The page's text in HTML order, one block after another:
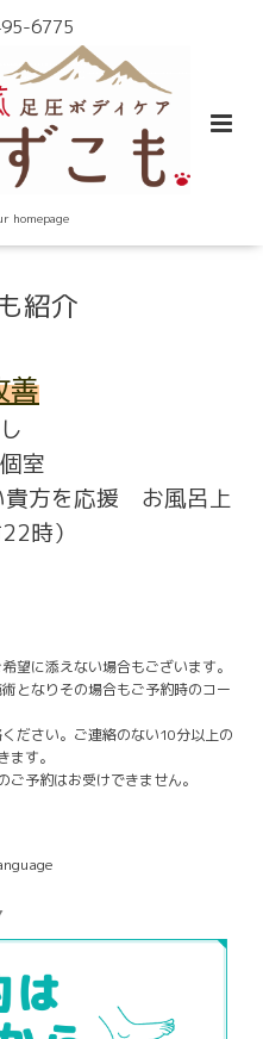
6775
homepage
紹介
善
室
方を応援 お風呂上
時）
望に添えない場合もございます。
となりその場合もご予約時のコー
ださい。ご連絡のない10分以上の
す。
予約はお受けできません。